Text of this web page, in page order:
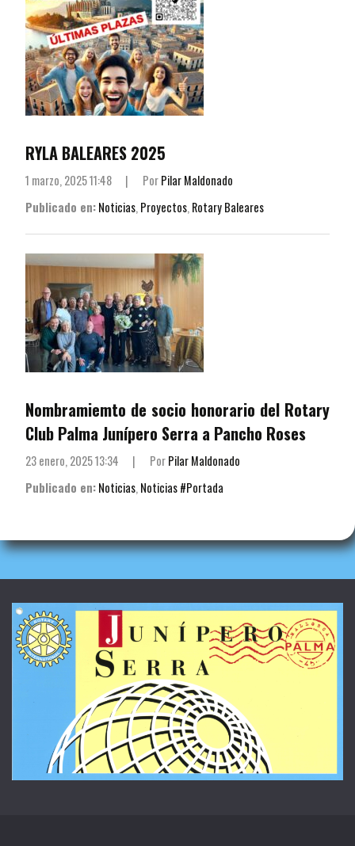
RYLA BALEARES 2025
1 marzo, 2025 11:48 | PorPilar Maldonado
Publicado en:Noticias, Proyectos, Rotary Baleares
Nombramiemto de socio honorario del Rotary
Club Palma Junípero Serra a Pancho Roses
23 enero, 2025 13:34 | PorPilar Maldonado
Publicado en:Noticias,Noticias #Portada